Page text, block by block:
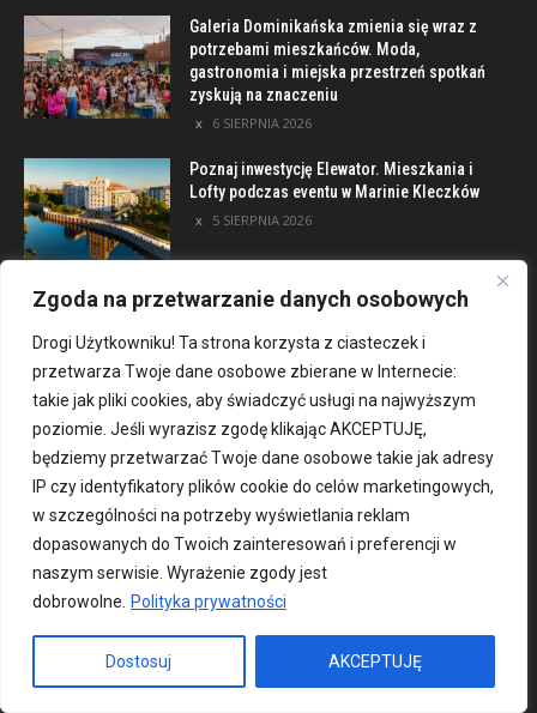
Zgoda na przetwarzanie danych osobowych
Drogi Użytkowniku! Ta strona korzysta z ciasteczek i
przetwarza Twoje dane osobowe zbierane w Internecie:
takie jak pliki cookies, aby świadczyć usługi na najwyższym
poziomie. Jeśli wyrazisz zgodę klikając AKCEPTUJĘ,
będziemy przetwarzać Twoje dane osobowe takie jak adresy
IP czy identyfikatory plików cookie do celów marketingowych,
w szczególności na potrzeby wyświetlania reklam
dopasowanych do Twoich zainteresowań i preferencji w
naszym serwisie. Wyrażenie zgody jest
dobrowolne.
Polityka prywatności
Dostosuj AKCEPTUJĘ
Galeria Dominikańska zmienia się wraz z
potrzebami mieszkańców. Moda,
gastronomia i miejska przestrzeń spotkań
zyskują na znaczeniu
6 SIERPNIA 2026
Poznaj inwestycję Elewator. Mieszkania i
Lofty podczas eventu w Marinie Kleczków
5 SIERPNIA 2026
Kategorie
Czas wolny
3263
Informacje
Wydarzenia
2472
Dla mieszkańca
Nowe
2420
Aktualności
Wiadomości
REKLAMA
Atrakcje turystyczne
670